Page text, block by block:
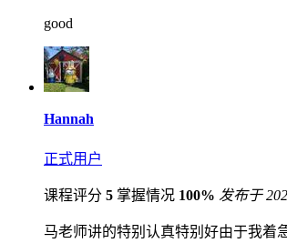
good
Hannah
正式用户
课程评分 5 掌握情况 100% 发布于
马老师讲的特别认真特别好由于我着